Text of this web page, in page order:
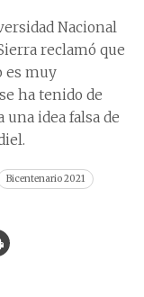
Nacional
reclamó que
es muy
ha tenido de
idea falsa de
Bicentenario 2021